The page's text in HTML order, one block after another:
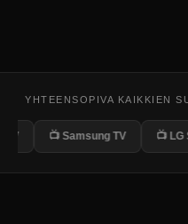
YHTEENSOPIVA KAIKKIEN
📺 Samsung TV 📺 LG